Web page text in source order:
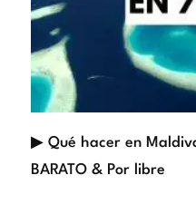
▶ Qué hacer en
BARATO & Por libre